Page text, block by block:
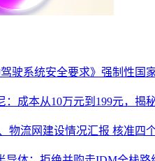
驾驶系统安全要求》强制性国
：成本从10万元到199元，揭
物流网建设情况汇报 核准四